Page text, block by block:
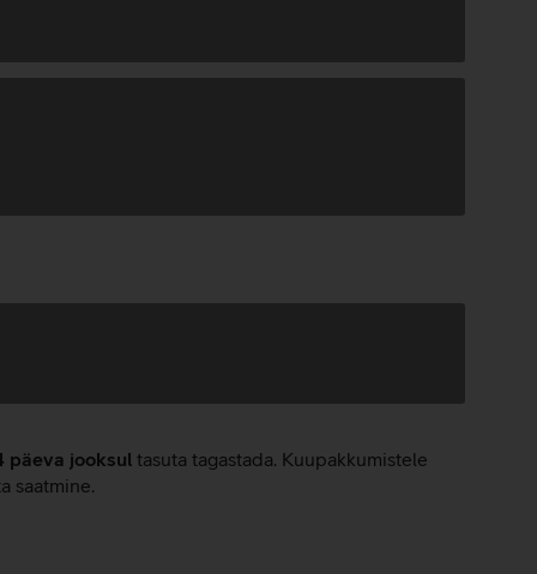
päeva jooksul tasuta tagastada. Kuupakkumistele
saatmine.